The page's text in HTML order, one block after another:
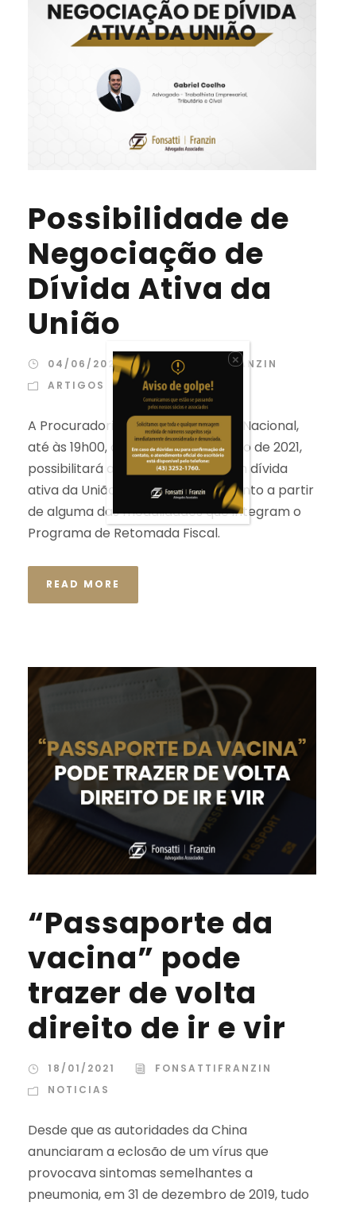
Possibilidade de
Negociação de
Dívida Ativa da
União
04/06/2021
FONSATTIFRANZIN
ARTIGOS
A Procuradoria-Geral da Fazenda Nacional,
até às 19h00, do dia 30 de setembro de 2021,
possibilitará aos contribuintes com dívida
ativa da União negociar o pagamento a partir
de alguma das modalidades que integram o
Programa de Retomada Fiscal.
READ MORE
“Passaporte da
vacina” pode
trazer de volta
direito de ir e vir
18/01/2021
FONSATTIFRANZIN
NOTICIAS
Desde que as autoridades da China
anunciaram a eclosão de um vírus que
provocava sintomas semelhantes a
pneumonia, em 31 de dezembro de 2019, tudo
×